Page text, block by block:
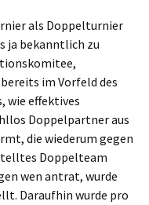
als Doppelturnier
ja bekanntlich zu
im Vorfeld des
wie effektives
Doppelpartner aus
die wiederum gegen
Doppelteam
wen antrat, wurde
Daraufhin wurde pro